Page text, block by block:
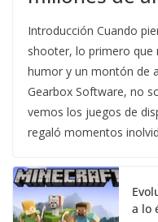
Introducción Cuando
shooter, lo primero que
humor y un montón de
Gearbox Software, no
vemos los juegos de
regaló momentos
a lo